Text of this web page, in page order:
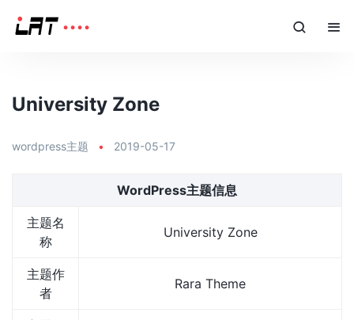
University Zone
wordpress主题 • 2019-05-17
WordPress主题信息
主题名
称
University Zone
主题作
者
Rara Theme